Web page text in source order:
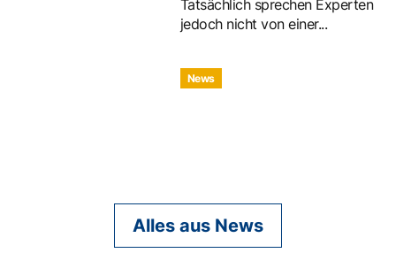
Tatsächlich sprechen Experten
jedoch nicht von einer...
News
Alles aus News